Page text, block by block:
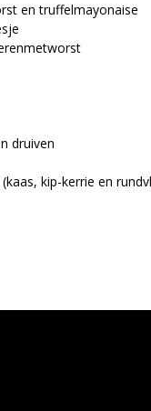
en truffelmayonaise
druiven
kip-kerrie en